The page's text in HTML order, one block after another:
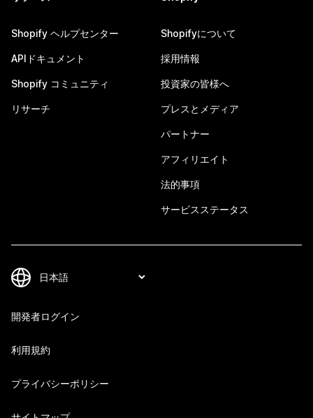
Shopify ヘルプセンター
APIドキュメント
Shopify コミュニティ
リサーチ
Shopifyについて
採用情報
投資家の皆様へ
プレスとメディア
パートナー
アフィリエイト
法的事項
サービスステータス
開発者ログイン
利用規約
プライバシーポリシー